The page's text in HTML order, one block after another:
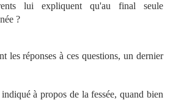
lui expliquent qu'au final seule
?
les réponses à ces questions, un dernier
à propos de la fessée, quand bien